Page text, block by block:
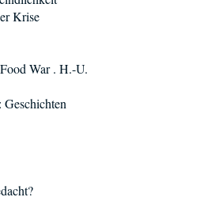
Krise
War . H.-U.